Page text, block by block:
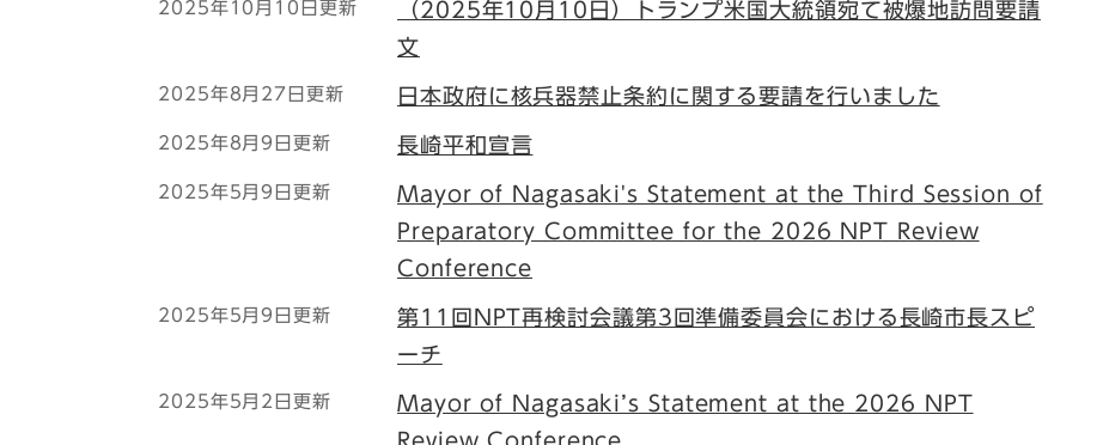
2025年10月10日更新
（2025年10月10日）トランプ米国大統領宛て被爆地訪問要請
文
2025年8月27日更新 日本政府に核兵器禁止条約に関する要請を行いました
2025年8月9日更新 長崎平和宣言
2025年5月9日更新
Mayor of Nagasaki's Statement at the Third Session of
Preparatory Committee for the 2026 NPT Review
Conference
2025年5月9日更新
第11回NPT再検討会議第3回準備委員会における長崎市長スピ
ーチ
2025年5月2日更新
Mayor of Nagasaki’s Statement at the 2026 NPT
Review Conference